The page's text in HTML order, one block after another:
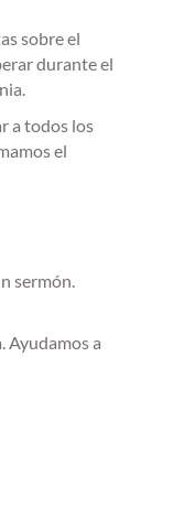
sobre el
durante el
a todos los
el
sermón.
Ayudamos a